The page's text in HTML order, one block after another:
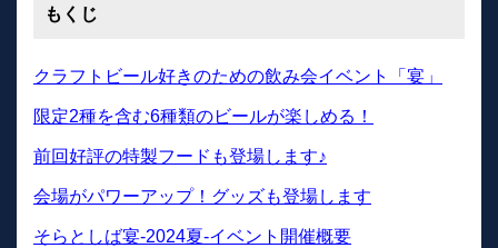
もくじ
クラフトビール好きのための飲み会イベント「宴」
限定2種を含む6種類のビールが楽しめる！
前回好評の特製フードも登場します♪
会場がパワーアップ！グッズも登場します
そらとしば宴-2024夏-イベント開催概要